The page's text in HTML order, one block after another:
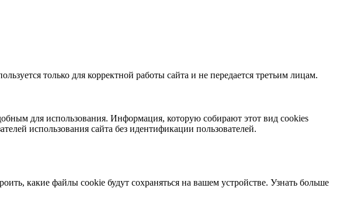
только для корректной работы сайта и не передается третьим лицам.
для использования. Информация, которую собирают этот вид cookies
использования сайта без идентификации пользователей.
какие файлы cookie будут сохраняться на вашем устройстве. Узнать больше